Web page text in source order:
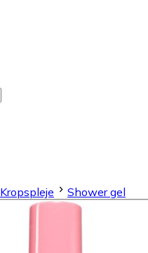
Kropspleje Shower gel